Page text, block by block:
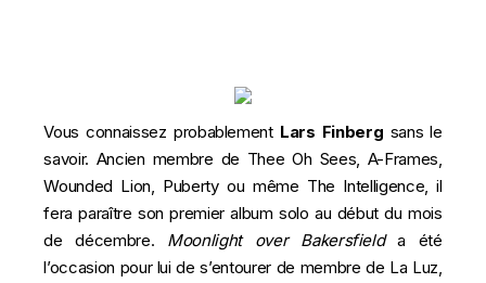
Vous connaissez probablement Lars Finberg sans le
savoir. Ancien membre de Thee Oh Sees, A-Frames,
Wounded Lion, Puberty ou même The Intelligence, il
fera paraître son premier album solo au début du mois
de décembre. Moonlight over Bakersfielda été
l’occasion pour lui de s’entourer de membre de La Luz,